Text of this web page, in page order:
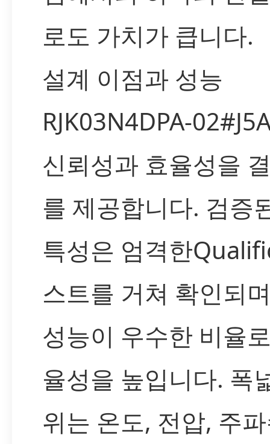
로도 가치가 큽니다.
설계 이점과 성능
RJK03N4DPA-
신뢰성과 효율성을
를 제공합니다. 검증
특성은 엄격한
스트를 거쳐 확인되
성능이 우수한 비율
율성을 높입니다. 폭
위는 온도, 전압, 주